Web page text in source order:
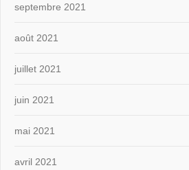
septembre 2021
août 2021
juillet 2021
juin 2021
mai 2021
avril 2021